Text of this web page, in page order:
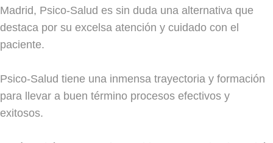
Madrid, Psico-Salud es sin duda una alternativa que
destaca por su excelsa atención y cuidado con el
paciente.
Psico-Salud tiene una inmensa trayectoria y formación
para llevar a buen término procesos efectivos y
exitosos.